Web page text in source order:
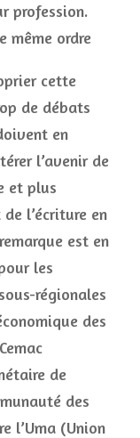
profession.
même ordre
cette
de débats
en
l’avenir de
et plus
l’écriture en
est en
les
régionales
des
de
des
l’Uma (Union